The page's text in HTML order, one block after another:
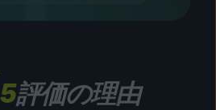
5評価の理由